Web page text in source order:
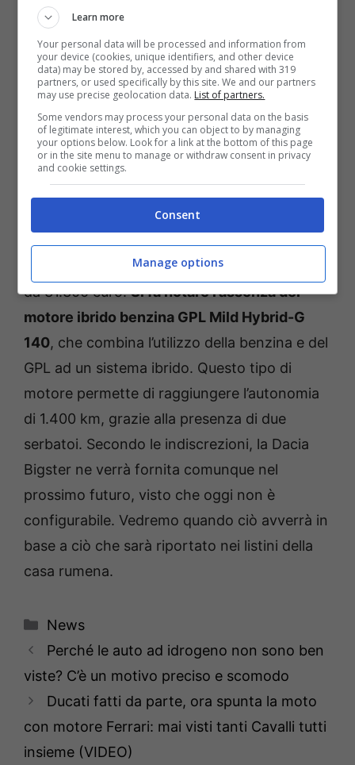
Dacia Bigster in mostra (Dacia) – Renaultnews.it
155 in versione Extreme, disponibile a partire
da 31.300 euro.Si fa notare l’assenza del
motore ibrido benzina GPL Mild Hybrid-G
140, che combina l’utilizzo della benzina e del
GPL ad un sistema ibrido. Questo tipo di
motore permette di raggiungere l’autonomia
di 1.400 km, grazie alla presenza di due
serbatoi. Secondo le indiscrezioni, la Dacia
Bigster ne verrà fornita comunque nel
prossimo futuro, visto che oggi non è
configurabile. Vedremo quando ciò avverrà in
base a ciò che sarà riportato nei listini della
casa rumena.
Categorie
News
Perché le auto ad idrogeno non sono ben
viste? C’è un motivo preciso e scomodo
Ducati fatti da parte, ora spunta la moto
con motore Ferrari: mai visti tanti Cavalli tutti
insieme (VIDEO)
Learn more
Your personal data will be processed and information from
your device (cookies, unique identifiers, and other device
data) may be stored by, accessed by and shared with 319
partners, or used specifically by this site. We and our partners
may use precise geolocation data. List of partners.
Some vendors may process your personal data on the basis
of legitimate interest, which you can object to by managing
your options below. Look for a link at the bottom of this page
or in the site menu to manage or withdraw consent in privacy
and cookie settings.
Consent
Manage options